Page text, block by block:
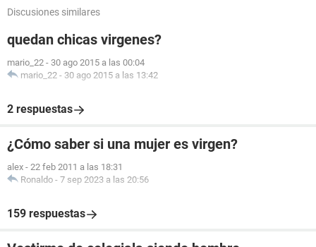
Discusiones similares
quedan chicas virgenes?
mario_22 - 30 ago 2015 a las 00:04
mario_22 - 30 ago 2015 a las 13:42
2 respuestas
¿Cómo saber si una mujer es virgen?
alex - 22 feb 2011 a las 18:31
Ronaldo - 7 sep 2023 a las 20:56
159 respuestas